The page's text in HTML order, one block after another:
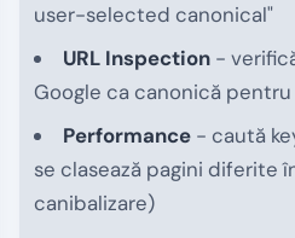
user-selected canonical"
URL Inspection-
Google ca canonică pentru
Performance- caută
se clasează pagini diferite
canibalizare)